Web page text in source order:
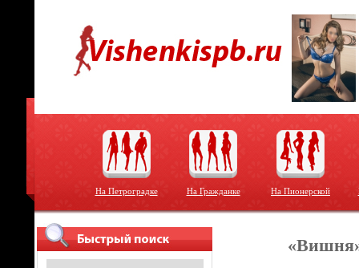
На Петроградке На Гражданке На Пионерской